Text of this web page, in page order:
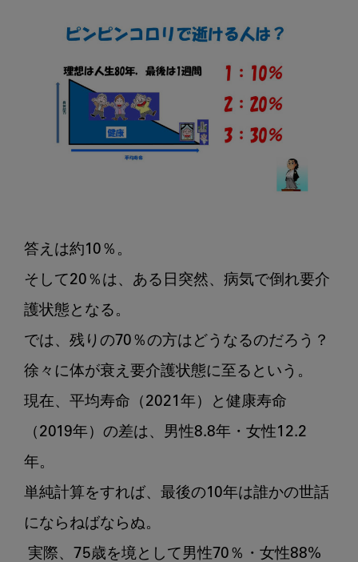
か？
レ
ル
答えは約10％。
そして20％は、ある日突然、病気で倒れ要介
護状態となる。
では、残りの70％の方はどうなるのだろう？
徐々に体が衰え要介護状態に至るという。
現在、平均寿命（2021年）と健康寿命
（2019年）の差は、男性8.8年・女性12.2
年。
単純計算をすれば、最後の10年は誰かの世話
にならねばならぬ。